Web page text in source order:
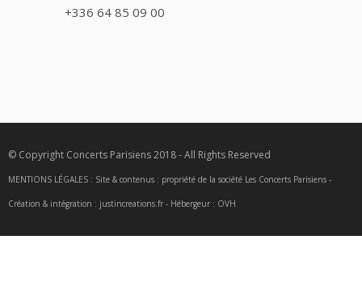
+336 64 85 09 00
© Copyright Concerts Parisiens 2018 - All Rights Reserved
MENTIONS LÉGALES : Site & contenus : propriété de la société Les Concerts Parisiens -
Création & intégration : justincreations.fr - Hébergeur : OVH